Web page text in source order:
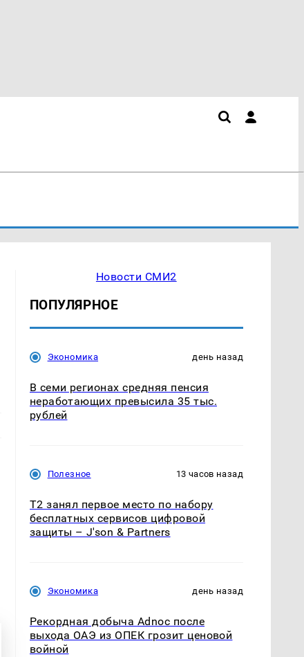
Новости СМИ2
ПОПУЛЯРНОЕ
Экономика день назад
В семи регионах средняя пенсия
неработающих превысила 35 тыс.
рублей
Полезное 13 часов назад
Т2 занял первое место по набору
бесплатных сервисов цифровой
защиты – J'son & Partners
Экономика день назад
Рекордная добыча Adnoc после
выхода ОАЭ из ОПЕК грозит ценовой
войной